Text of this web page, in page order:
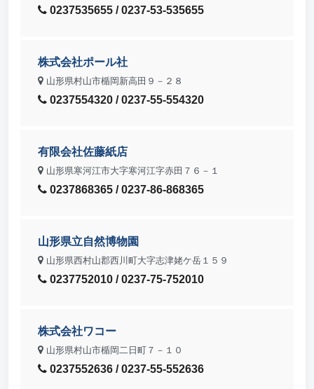
0237535655 / 0237-53-535655
株式会社ポール社
山形県村山市楯岡新高田９－２８
0237554320 / 0237-55-554320
有限会社佐藤紙店
山形県寒河江市大字寒河江字赤田７６－１
0237868365 / 0237-86-868365
山形県立自然博物園
山形県西村山郡西川町大字志津姥ケ岳１５９
0237752010 / 0237-75-752010
株式会社ワコー
山形県村山市楯岡二日町７－１０
0237552636 / 0237-55-552636